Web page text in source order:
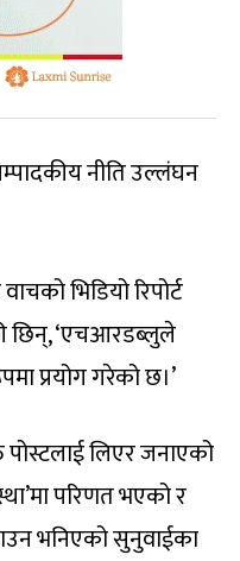
नीति उल्लंघन
भिडियो रिपोर्ट
छिन्, ‘एचआरडब्लुले
प्रयोग गरेको छ।’
लिएर जनाएको
परिणत भएको र
भनिएको सुनुवाईका